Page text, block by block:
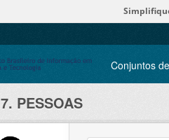
Conjuntos
7. PESSOAS